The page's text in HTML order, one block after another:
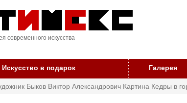
современного искусства
Искусство в подарок Галерея
Быков Виктор Александрович Картина Кедры в